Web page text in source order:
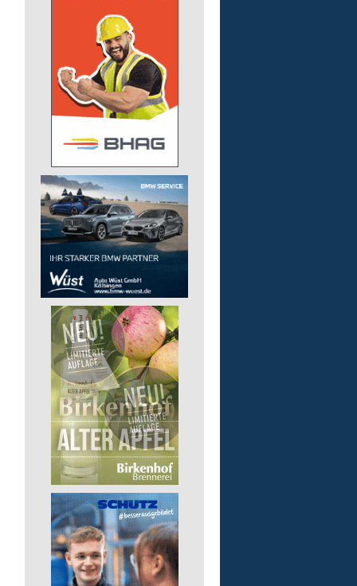
pädagogische
in Teilzeit
Lebenshilfe im Landkreis
GmbH
57518 Alsdorf